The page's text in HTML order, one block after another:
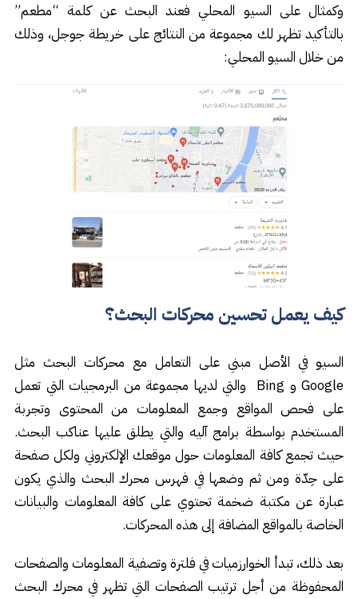
وكمثال على السيو المحلي فعند البحث عن كلمة “مطعم”
بالتأكيد تظهر لك مجموعة من النتائج على خريطة جوجل، وذلك
من خلال السيو المحلي:
كيف يعمل تحسين محركات البحث؟
السيو في الأصل مبني على التعامل مع محركات البحث مثل
Google و Bing والتي لديها مجموعة من البرمجيات التي تعمل
على فحص المواقع وجمع المعلومات من المحتوى وتجربة
المستخدم بواسطة برامج آليه والتي يطلق عليها عناكب البحث.
حيث تجمع كافة المعلومات حول موقعك الإلكتروني ولكل صفحة
على حِدّة ومن ثم وضعها في فهرس محرك البحث والذي يكون
عبارة عن مكتبة ضخمة تحتوي على كافة المعلومات والبيانات
الخاصة بالمواقع المضافة إلى هذه المحركات.
بعد ذلك، تبدأ الخوارزميات في فلترة وتصفية المعلومات والصفحات
المحفوظة من أجل ترتيب الصفحات التي تظهر في محرك البحث